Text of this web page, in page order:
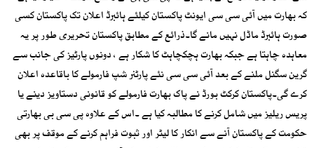
کہ بھارت میں آئی سی سی ایونٹ پاکستان کیلئے ہائبرڈ اعلان تک پاکستان کسی
صورت ہائبرڈ ماڈل نہیں مانے گا۔ذرائع کے مطابق پاکستان تحریری طور پر یہ
معاہدہ چاہتا ہے جبکہ بھارت ہچکچاہٹ کا شکار ہے ، دونوں پارٹیز کی جانب سے
گرین سگنل ملنے کے بعد آئی سی سی نئے پارٹنر شپ فارمولے کا باقاعدہ اعلان
کرے گی۔پاکستان کرکٹ بورڈ نے پاک بھارت فارمولے کو قانونی دستاویز دینے یا
پریس ریلیز میں شامل کرنے کا مطالبہ کیا ہے ۔اس کے علاوہ پی سی بی بھارتی
حکومت کے پاکستان آنے سے انکار کا لیٹر اور ثبوت فراہم کرنے کے موقف پر بھی